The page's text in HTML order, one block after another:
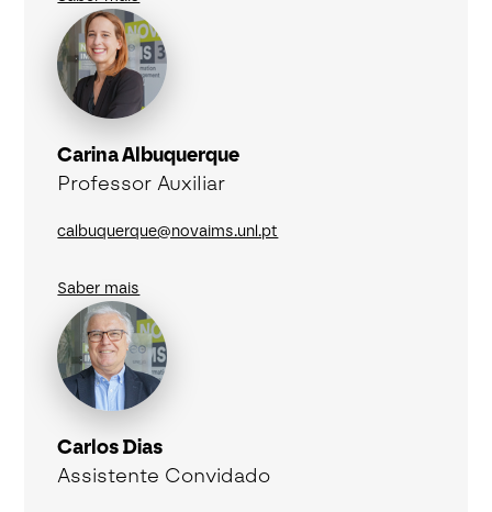
Carina Albuquerque
Professor Auxiliar
calbuquerque@novaims.unl.pt
Saber mais
Carlos Dias
Assistente Convidado